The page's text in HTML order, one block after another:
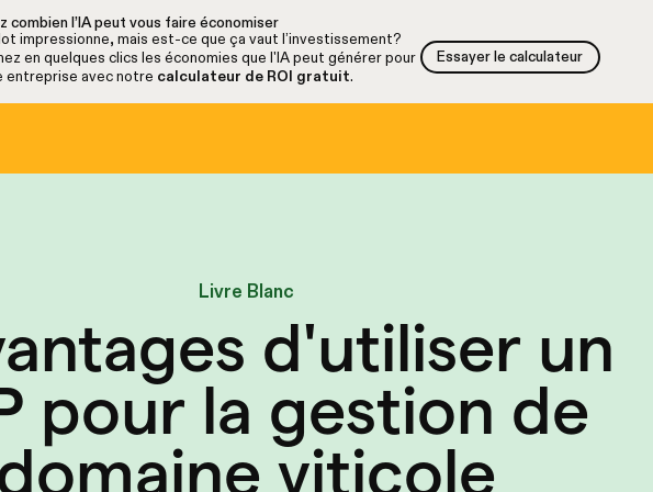
combien l’IA peut vous faire économiser
impressionne, mais est-ce que ça vaut l’investissement?
en quelques clics les économies que l'IA peut générer pour
entreprise avec notre calculateur de ROI gratuit.
Essayer le calculateur
Essayer le calculateur
Livre Blanc
d'utiliser un
pour la gestion de
viticole